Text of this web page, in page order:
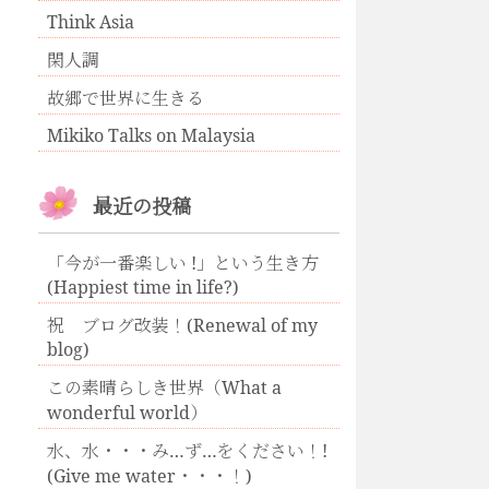
Think Asia
閑人調
故郷で世界に生きる
Mikiko Talks on Malaysia
最近の投稿
「今が一番楽しい !」という生き方
(Happiest time in life?)
祝 ブログ改装！(Renewal of my
blog)
この素晴らしき世界（What a
wonderful world）
水、水・・・み…ず…をください！!
(Give me water・・・！)